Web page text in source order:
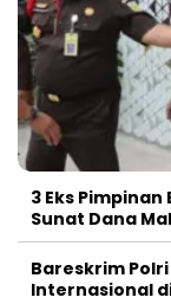
3 Eks
Sunat Dana
Bareskrim
Internasional